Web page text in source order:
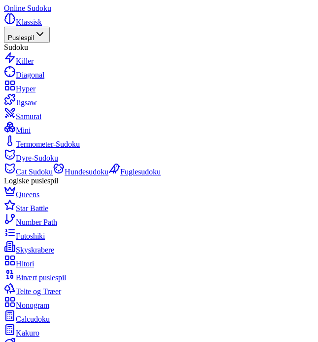
Online Sudoku
Klassisk
Puslespil
Sudoku
Killer
Diagonal
Hyper
Jigsaw
Samurai
Mini
Termometer-Sudoku
Dyre-Sudoku
Cat Sudoku
Hundesudoku
Fuglesudoku
Logiske puslespil
Queens
Star Battle
Number Path
Futoshiki
Skyskrabere
Hitori
Binært puslespil
Telte og Træer
Nonogram
Calcudoku
Kakuro